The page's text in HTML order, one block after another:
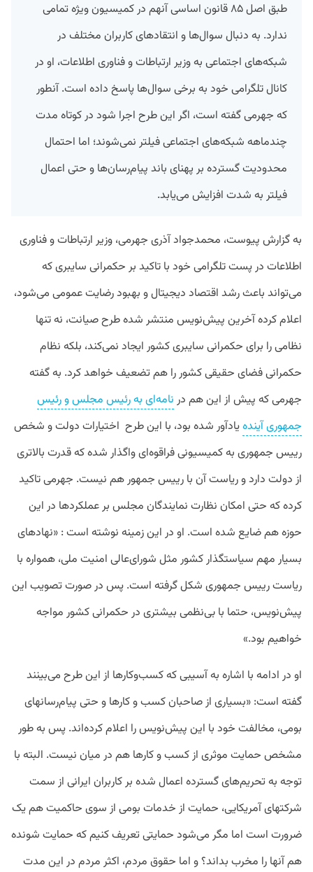
طبق اصل ۸۵ قانون اساسی آنهم در کمیسیون ویژه تمامی
ندارد. به دنبال سوال‌ها و انتقادهای کاربران مختلف در
شبکه‌های اجتماعی به وزیر ارتباطات و فناوری اطلاعات، او در
کانال تلگرامی خود به برخی سوال‌ها پاسخ داده است. آنطور
که جهرمی گفته است، اگر این طرح اجرا شود در کوتاه مدت
چندماهه شبکه‌های اجتماعی فیلتر نمی‌شوند؛ اما احتمال
محدودیت گسترده بر پهنای باند پیام‌رسان‌ها و حتی اعمال
فیلتر به شدت افزایش می‌یابد.
به گزارش پیوست، محمدجواد آذری جهرمی، وزیر ارتباطات و فناوری
اطلاعات در پست تلگرامی خود با تاکید بر حکمرانی سایبری که
می‌تواند باعث رشد اقتصاد دیجیتال و بهبود رضایت عمومی می‌شود،
اعلام کرده آخرین پیش‌نویس منتشر شده طرح صیانت، نه تنها
نظامی را برای حکمرانی سایبری کشور ایجاد نمی‌کند، بلکه نظام
حکمرانی فضای حقیقی کشور را هم تضعیف خواهد کرد. به گفته
جهرمی که پیش از این هم در نامه‌ای به رئیس مجلس و رئیس
جمهوری آیندهیادآور شده بود، با این طرح اختیارات دولت و شخص
رییس جمهوری به کمیسیونی فراقوه‌ای واگذار شده که قدرت بالاتری
از دولت دارد و ریاست آن با رییس جمهور هم نیست. جهرمی تاکید
کرده که حتی امکان نظارت نمایندگان مجلس بر عملکردها در این
حوزه هم ضایع شده است. او در این زمینه نوشته است : «نهادهای
بسیار مهم سیاستگذار کشور مثل شورای‌عالی امنیت ملی، همواره با
ریاست رییس جمهوری شکل گرفته است. پس در صورت تصویب این
پیش‌نویس، حتما با بی‌نظمی بیشتری در حکمرانی کشور مواجه
خواهیم بود.»
او در ادامه با اشاره به آسیبی که کسب‌وکارها از این طرح می‌بینند
گفته است: «بسیاری از صاحبان کسب و کارها و حتی پیام‌رسانهای
بومی، مخالفت خود با این پیش‌نویس را اعلام کرده‌اند. پس به طور
مشخص حمایت موثری از کسب و کارها هم در میان نیست. البته با
توجه به تحریم‌های گسترده اعمال شده بر کاربران ایرانی از سمت
شرکتهای آمریکایی، حمایت از خدمات بومی از سوی حاکمیت هم یک
ضرورت است اما مگر می‌شود حمایتی تعریف کنیم که حمایت شونده
هم آنها را مخرب بداند؟ و اما حقوق مردم، اکثر مردم در این مدت